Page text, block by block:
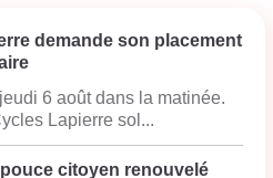
demande son placement
6 août dans la matinée.
Lapierre sol...
citoyen renouvelé